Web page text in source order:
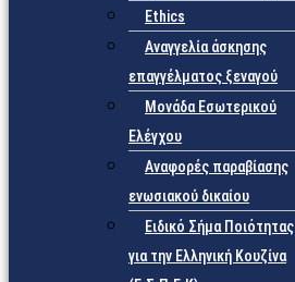
Ethics
Αναγγελία άσκησης
επαγγέλματος ξεναγού
Μονάδα Εσωτερικού
Ελέγχου
Αναφορές παραβίασης
ενωσιακού δικαίου
Ειδικό Σήμα Ποιότητας
για την Ελληνική Κουζίνα